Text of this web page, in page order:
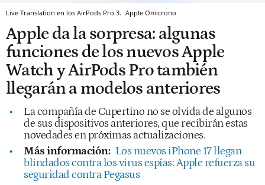
Live Translation en los AirPods Pro 3. Apple Omicrono
Apple da la sorpresa: algunas
funciones de los nuevos Apple
Watch y AirPods Pro también
llegarán a modelos anteriores
La compañía de Cupertino no se olvida de algunos
de sus dispositivos anteriores, que recibirán estas
novedades en próximas actualizaciones.
Más información: Los nuevos iPhone 17 llegan
blindados contra los virus espías: Apple refuerza su
seguridad contra Pegasus